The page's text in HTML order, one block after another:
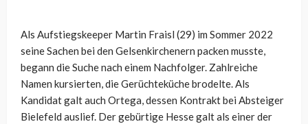
Als Aufstiegskeeper Martin Fraisl (29) im Sommer 2022
seine Sachen bei den Gelsenkirchenern packen musste,
begann die Suche nach einem Nachfolger. Zahlreiche
Namen kursierten, die Gerüchteküche brodelte. Als
Kandidat galt auch Ortega, dessen Kontrakt bei Absteiger
Bielefeld auslief. Der gebürtige Hesse galt als einer der